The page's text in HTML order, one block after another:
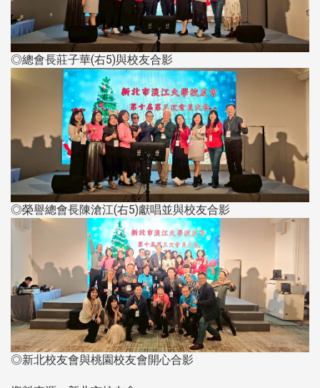
◎總會長莊子華(右5)與校友合影
◎榮譽總會長陳滄江(右5)獻唱並與校友合影
◎新北校友會與桃園校友會開心合影